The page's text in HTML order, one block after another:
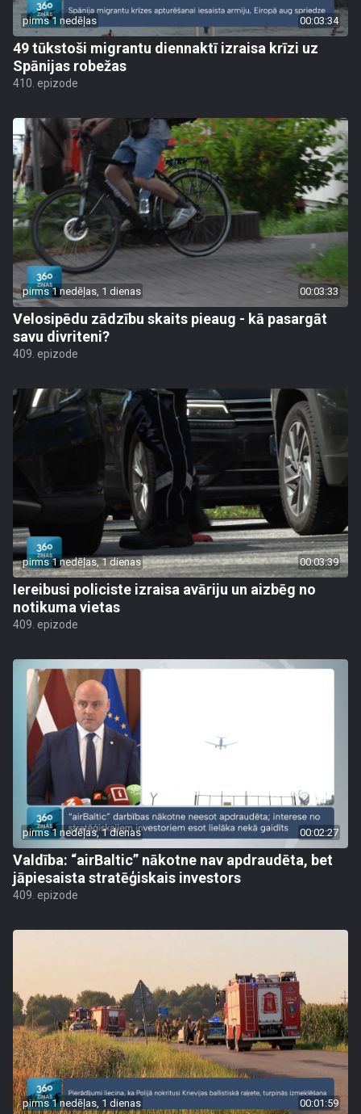
pirms 1 nedēļas 00:03:34
49 tūkstoši migrantu diennaktī izraisa krīzi uz
Spānijas robežas
410. epizode
pirms 1 nedēļas, 1 dienas 00:03:33
Velosipēdu zādzību skaits pieaug - kā pasargāt
savu divriteni?
409. epizode
pirms 1 nedēļas, 1 dienas 00:03:39
Iereibusi policiste izraisa avāriju un aizbēg no
notikuma vietas
409. epizode
pirms 1 nedēļas, 1 dienas 00:02:27
Valdība: “airBaltic” nākotne nav apdraudēta, bet
jāpiesaista stratēģiskais investors
409. epizode
pirms 1 nedēļas, 1 dienas 00:01:59